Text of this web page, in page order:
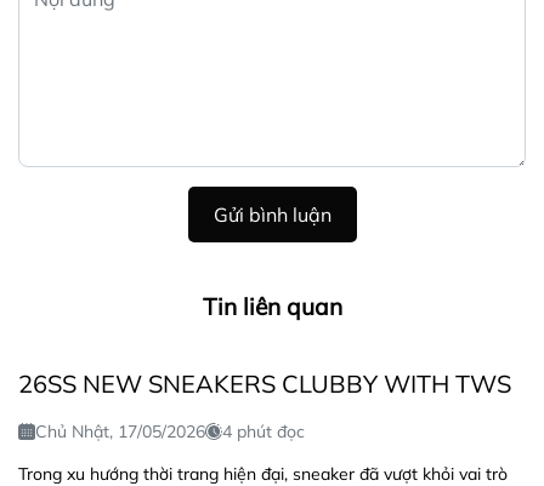
Gửi bình luận
Tin liên quan
26SS NEW SNEAKERS CLUBBY WITH TWS
Chủ Nhật, 17/05/2026
4 phút đọc
Trong xu hướng thời trang hiện đại, sneaker đã vượt khỏi vai trò